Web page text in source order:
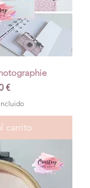
€
carrito